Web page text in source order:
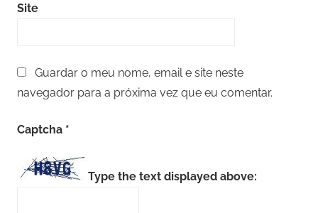
Site
Guardar o meu nome, email e site neste
navegador para a próxima vez que eu comentar.
Captcha *
Type the text displayed above: